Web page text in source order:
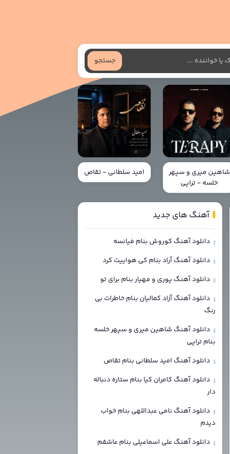
جستجو
شاهین میری و سپهر
خلسه - تراپی
امید سلطانی - تقاص
آهنگ های جدید
دانلود آهنگ کوروش بنام فیانسه
دانلود آهنگ آراد بنام کی هواییت کرد
دانلود آهنگ پوری و مهیار بنام برای تو
دانلود آهنگ آزاد کمالیان بنام خاطرات بی
رنگ
دانلود آهنگ شاهین میری و سپهر خلسه
بنام تراپی
دانلود آهنگ امید سلطانی بنام تقاص
دانلود آهنگ کامران کیا بنام ستاره دنباله
دار
دانلود آهنگ نامی عبداللهی بنام خواب
دیدم
دانلود آهنگ علی اسماعیلی بنام عاشقم